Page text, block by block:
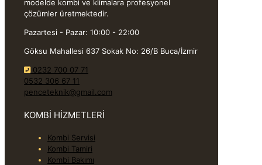
modelde kombi ve klimalara profesyonel
çözümler üretmektedir.
Pazartesi - Pazar: 10:00 - 22:00
Göksu Mahallesi 637 Sokak No: 26/B Buca/İzmir
0232 700 07 71
0532 306 67 11
penceteknik@gmail.com
KOMBİ HİZMETLERİ
Kombi Servisi
Kombi Tamiri
Kombi Bakımı